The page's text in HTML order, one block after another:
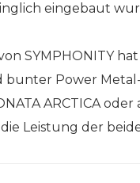
eingebaut
SYMPHONITY
Power Metal-
ARCTICA
Leistung der